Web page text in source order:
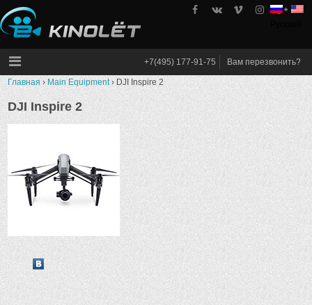
Skip
to
content
kinolet
+7(495) 177-91-75 Вам перезвонить?
Главная › Main Equipment› DJI Inspire 2
DJI Inspire 2